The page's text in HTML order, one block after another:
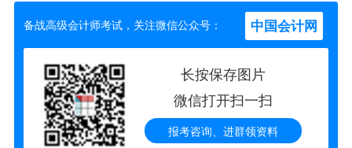
备战高级会计师考试，关注微信公众号： 中国会计网
长按保存图片
微信打开扫一扫
报考咨询、进群领资料